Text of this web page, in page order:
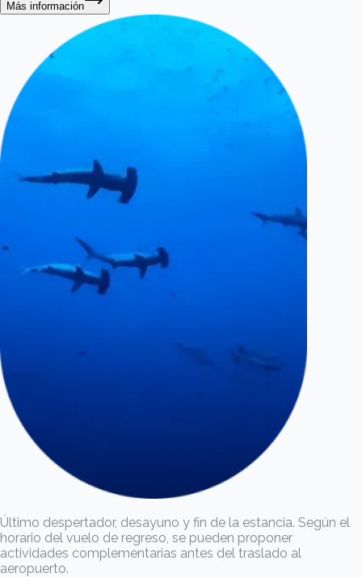
Más información
Último despertador, desayuno y fin de la estancia. Según el
horario del vuelo de regreso, se pueden proponer
actividades complementarias antes del traslado al
aeropuerto.